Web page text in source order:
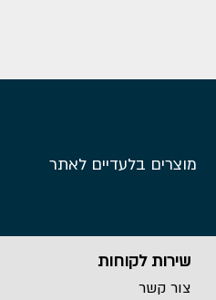
שירות לקוחות
צור קשר
מוצרים בלעדיים לאתר